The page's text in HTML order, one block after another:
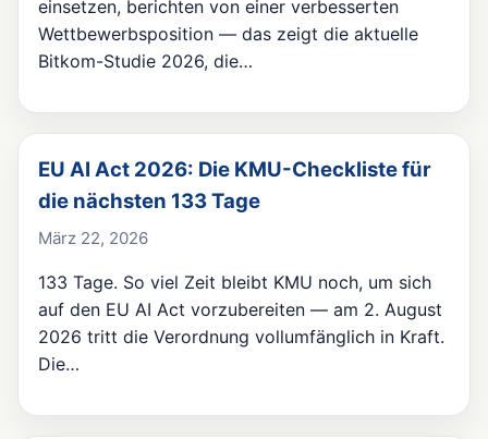
einsetzen, berichten von einer verbesserten
Wettbewerbsposition — das zeigt die aktuelle
Bitkom-Studie 2026, die…
EU AI Act 2026: Die KMU-Checkliste für
die nächsten 133 Tage
März 22, 2026
133 Tage. So viel Zeit bleibt KMU noch, um sich
auf den EU AI Act vorzubereiten — am 2. August
2026 tritt die Verordnung vollumfänglich in Kraft.
Die…